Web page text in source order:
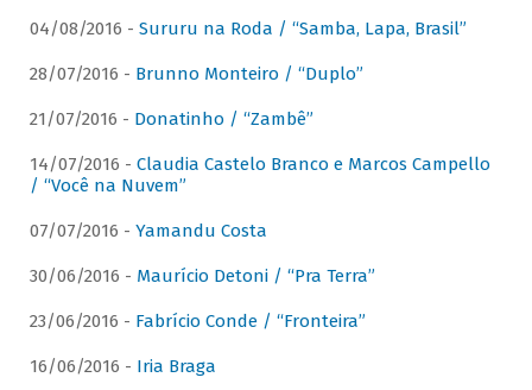
04/08/2016 - Sururu na Roda / “Samba, Lapa, Brasil”
28/07/2016 - Brunno Monteiro / “Duplo”
21/07/2016 - Donatinho / “Zambê”
14/07/2016 - Claudia Castelo Branco e Marcos Campello
/ “Você na Nuvem”
07/07/2016 - Yamandu Costa
30/06/2016 - Maurício Detoni / “Pra Terra”
23/06/2016 - Fabrício Conde / “Fronteira”
16/06/2016 - Iria Braga